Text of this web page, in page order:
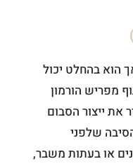
הוא בהחלט יכול
מפריש הורמון
את ייצור הסבום
שלפני
או בעתות משבר,